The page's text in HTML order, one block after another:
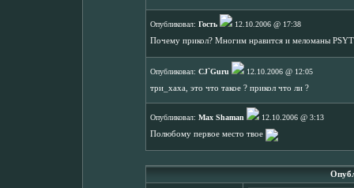
Опубликовал: Гость
12.10.2006 @ 17:38
Почему прикол? Многим нравится и меломаны
Опубликовал: CJ`Guru
12.10.2006 @ 12:05
три_хаха, это что такое ? прикол что ли ?
Опубликовал: Max Shaman
12.10.2006 @ 3:13
Полюбому первое место твое